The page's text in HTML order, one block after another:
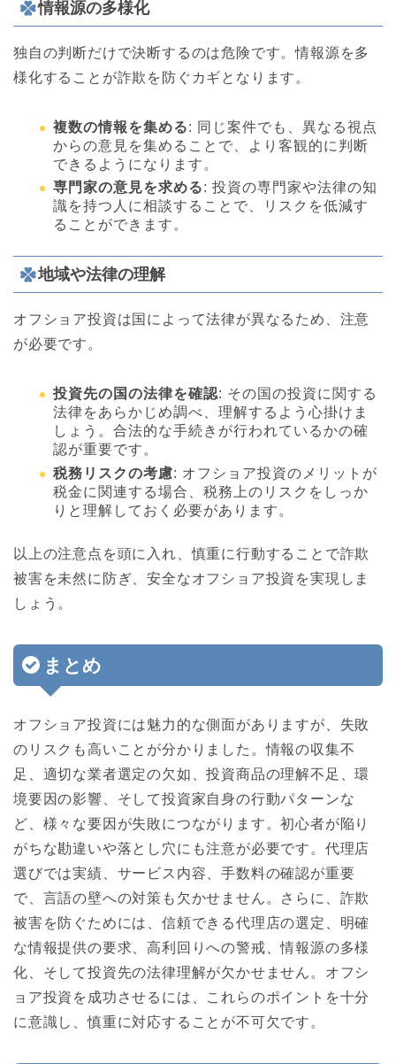
情報源の多様化
独自の判断だけで決断するのは危険です。情報源を多
様化することが詐欺を防ぐカギとなります。
複数の情報を集める: 同じ案件でも、異なる視点
からの意見を集めることで、より客観的に判断
できるようになります。
専門家の意見を求める: 投資の専門家や法律の知
識を持つ人に相談することで、リスクを低減す
ることができます。
地域や法律の理解
オフショア投資は国によって法律が異なるため、注意
が必要です。
投資先の国の法律を確認: その国の投資に関する
法律をあらかじめ調べ、理解するよう心掛けま
しょう。合法的な手続きが行われているかの確
認が重要です。
税務リスクの考慮: オフショア投資のメリットが
税金に関連する場合、税務上のリスクをしっか
りと理解しておく必要があります。
以上の注意点を頭に入れ、慎重に行動することで詐欺
被害を未然に防ぎ、安全なオフショア投資を実現しま
しょう。
まとめ
オフショア投資には魅力的な側面がありますが、失敗
のリスクも高いことが分かりました。情報の収集不
足、適切な業者選定の欠如、投資商品の理解不足、環
境要因の影響、そして投資家自身の行動パターンな
ど、様々な要因が失敗につながります。初心者が陥り
がちな勘違いや落とし穴にも注意が必要です。代理店
選びでは実績、サービス内容、手数料の確認が重要
で、言語の壁への対策も欠かせません。さらに、詐欺
被害を防ぐためには、信頼できる代理店の選定、明確
な情報提供の要求、高利回りへの警戒、情報源の多様
化、そして投資先の法律理解が欠かせません。オフシ
ョア投資を成功させるには、これらのポイントを十分
に意識し、慎重に対応することが不可欠です。